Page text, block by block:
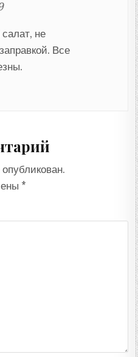
не
Все
*